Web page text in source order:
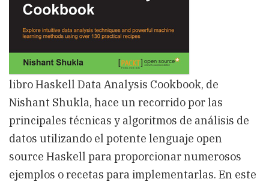
libro Haskell Data Analysis Cookbook, de
Nishant Shukla, hace un recorrido por las
principales técnicas y algoritmos de análisis de
datos utilizando el potente lenguaje open
source Haskell para proporcionar numerosos
ejemplos o recetas para implementarlas. En este